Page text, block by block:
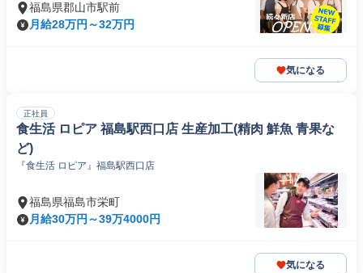
福島県郡山市駅前
月給28万円～32万円
気になる
正社員
食生活 ロピア 福島駅西口店 生産加工(精肉 鮮魚 青果な
ど)
『食生活 ロピア』福島駅西口店
福島県福島市栄町
月給30万円～39万4000円
気になる